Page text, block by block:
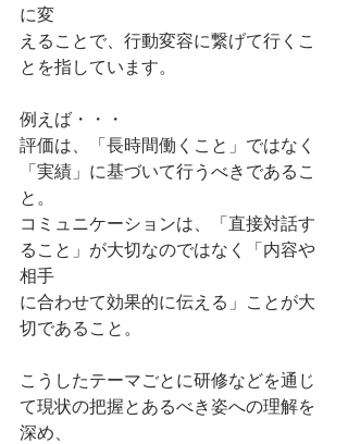
に変
えることで、行動変容に繋げて行くこ
とを指しています。
例えば・・・
評価は、「長時間働くこと」ではなく
「実績」に基づいて行うべきであるこ
と。
コミュニケーションは、「直接対話す
ること」が大切なのではなく「内容や
相手
に合わせて効果的に伝える」ことが大
切であること。
こうしたテーマごとに研修などを通じ
て現状の把握とあるべき姿への理解を
深め、